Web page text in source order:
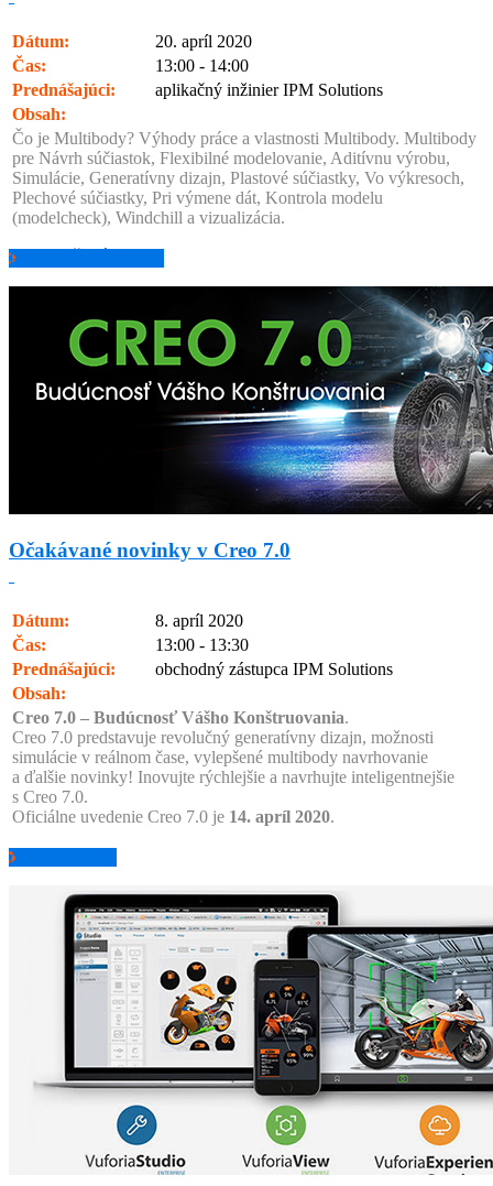
Dátum:
20. apríl 2020
Čas:
13:00 - 14:00
Prednášajúci:
aplikačný inžinier IPM Solutions
Obsah:
Čo je Multibody? Výhody práce a vlastnosti Multibody. Multibody
pre Návrh súčiastok, Flexibilné modelovanie, Aditívnu výrobu,
Simulácie, Generatívny dizajn, Plastové súčiastky, Vo výkresoch,
Plechové súčiastky, Pri výmene dát, Kontrola modelu
(modelcheck), Windchill a vizualizácia.
POZRIEŤ ZÁZNAM
Očakávané novinky v Creo 7.0
Dátum:
8. apríl 2020
Čas:
13:00 - 13:30
Prednášajúci:
obchodný zástupca IPM Solutions
Obsah:
Creo 7.0 – Budúcnosť Vášho Konštruovania.
Creo 7.0 predstavuje revolučný generatívny dizajn, možnosti
simulácie v reálnom čase, vylepšené multibody navrhovanie
a ďalšie novinky! Inovujte rýchlejšie a navrhujte inteligentnejšie
s Creo 7.0.
Oficiálne uvedenie Creo 7.0 je 14. apríl 2020.
pozrieť záznam